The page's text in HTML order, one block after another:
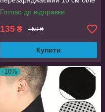
світло
Готово до відправки
135 ₴ 150 ₴
Купити
–10%